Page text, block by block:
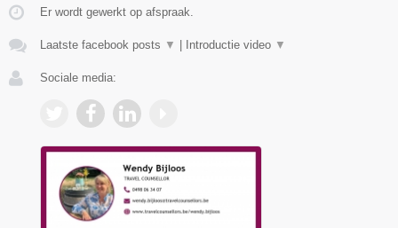
Er wordt gewerkt op afspraak.
Laatste facebook posts ▼ Introductie video ▼
Sociale media: